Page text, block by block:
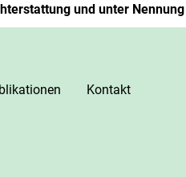
und unter
Kontakt